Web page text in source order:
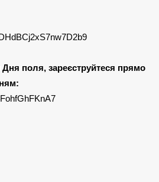
поля, зареєструйтеся прямо